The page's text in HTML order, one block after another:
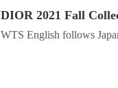
DIOR 2021 Fall
WTS English follows